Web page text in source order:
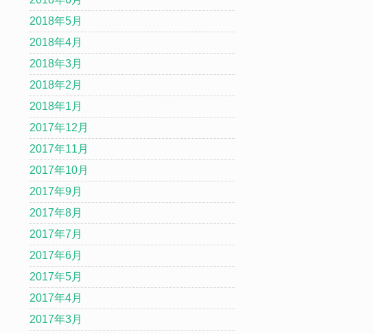
2018年5月
2018年4月
2018年3月
2018年2月
2018年1月
2017年12月
2017年11月
2017年10月
2017年9月
2017年8月
2017年7月
2017年6月
2017年5月
2017年4月
2017年3月